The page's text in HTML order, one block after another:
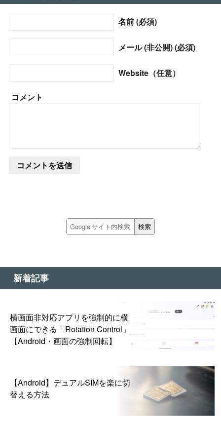
名前 (必須)
メール (非公開) (必須)
Website（任意）
コメント
新着記事
横画面非対応アプリを強制的に横
画面にできる「Rotation Control」
【Android・画面の強制回転】
【Android】デュアルSIMを楽に切
替える方法